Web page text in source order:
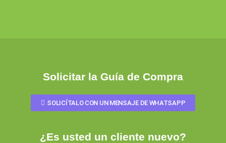
Solicitar la Guía de Compra
SOLICÍTALO CON UN MENSAJE DE WHATSAPP
¿Es usted un cliente nuevo?